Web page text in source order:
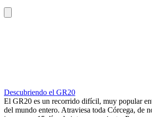
Descubriendo el GR20
El GR20 es un recorrido difícil, muy popular
del mundo entero. Atraviesa toda Córcega, de